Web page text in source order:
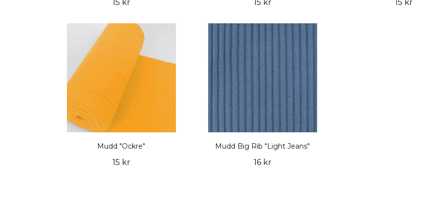
15 kr 15 kr 15 kr
Mudd "Ockre"
15 kr
Mudd Big Rib "Light Jeans"
16 kr